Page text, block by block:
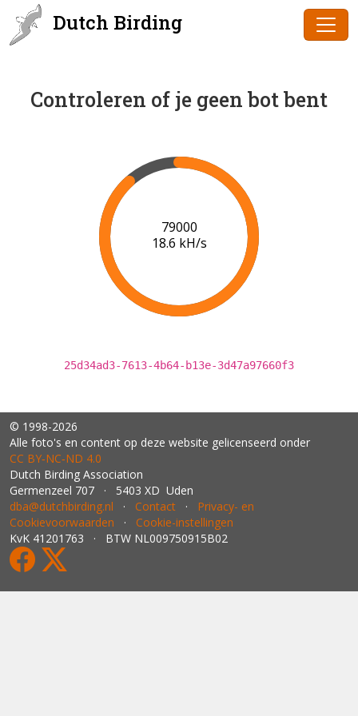
Dutch Birding
Controleren of je geen bot bent
80000
18.7 kH/s
25d34ad3-7613-4b64-b13e-3d47a97660f3
© 1998-2026
Alle foto's en content op deze website gelicenseerd onder
CC BY‑NC‑ND 4.0
Dutch Birding Association
Germenzeel 707 · 5403 XD Uden
dba@dutchbirding.nl · Contact · Privacy- en
Cookievoorwaarden · Cookie-instellingen
KvK 41201763 · BTW NL009750915B02